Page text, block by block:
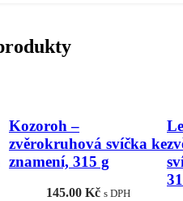
Kozoroh –
zvěrokruhová svíčka ke
znamení, 315 g
145.00 Kč s DPH